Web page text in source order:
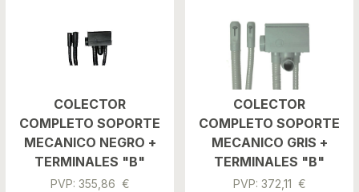
COLECTOR
COMPLETO SOPORTE
MECANICO NEGRO +
TERMINALES "B"
PVP: 355,86 €
COLECTOR
COMPLETO SOPORTE
MECANICO GRIS +
TERMINALES "B"
PVP: 372,11 €